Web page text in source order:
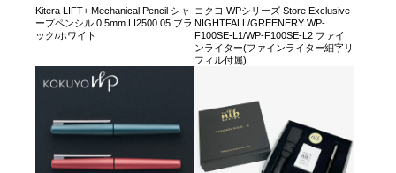
Kitera LIFT+ Mechanical Pencil シャ
ープペンシル 0.5mm LI2500.05 ブラ
ック/ホワイト
コクヨ WPシリーズ Store Exclusive
NIGHTFALL/GREENERY WP-
F100SE-L1/WP-F100SE-L2 ファイ
ンライター(ファインライター細字リ
フィル付属)